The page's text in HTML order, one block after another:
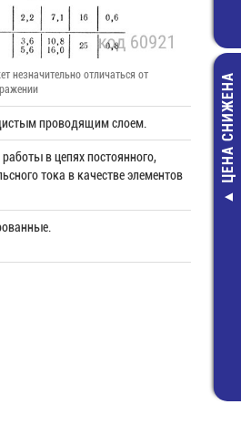
Катализатор
ЦЕНА СНИЖЕНА
незначительно отличаться от
проводящим слоем.
в цепях постоянного,
тока в качестве элементов